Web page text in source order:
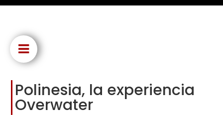
Polinesia, la experiencia
Overwater